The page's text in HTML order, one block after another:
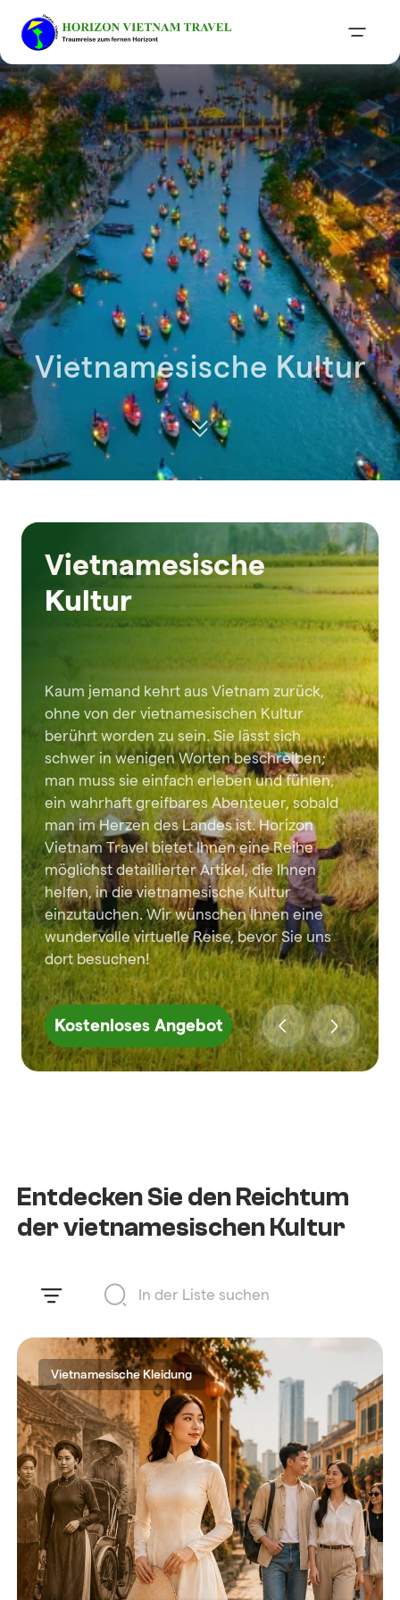
Vietnamesische Kultur
Vietnamesische
Kultur
Kaum jemand kehrt aus Vietnam zurück,
ohne von der vietnamesischen Kultur
berührt worden zu sein. Sie lässt sich
schwer in wenigen Worten beschreiben;
man muss sie einfach erleben und fühlen,
ein wahrhaft greifbares Abenteuer, sobald
man im Herzen des Landes ist. Horizon
Vietnam Travel bietet Ihnen eine Reihe
möglichst detaillierter Artikel, die Ihnen
helfen, in die vietnamesische Kultur
einzutauchen. Wir wünschen Ihnen eine
wundervolle virtuelle Reise, bevor Sie uns
dort besuchen!
Kostenloses Angebot
Entdecken Sie den Reichtum
der vietnamesischen Kultur
Vietnamesische Kleidung